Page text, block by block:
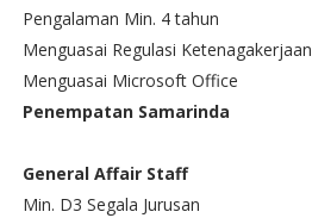
Pengalaman Min. 4 tahun
Menguasai Regulasi Ketenagakerjaan
Menguasai Microsoft Office
Penempatan Samarinda
General Affair Staff
Min. D3 Segala Jurusan